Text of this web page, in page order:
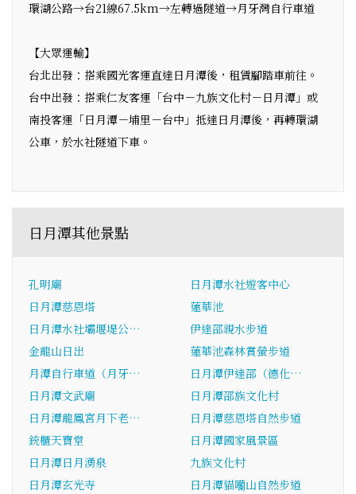
環湖公路→台21線67.5km→左轉過隧道→月牙灣自行車道
【大眾運輸】
台北出發：搭乘國光客運直達日月潭後，租賃腳踏車前往。
台中出發：搭乘仁友客運「台中－九族文化村－日月潭」或
南投客運「日月潭－埔里－台中」抵達日月潭後，再轉環湖
公車，於水社隧道下車。
日月潭其他景點
孔明廟
日月潭水社遊客中心
日月潭慈恩塔
蓮華池
日月潭水社壩堰堤公…
伊達邵親水步道
金龍山日出
蓮華池森林賞螢步道
月潭自行車道（月牙…
日月潭伊達邵（德化…
日月潭文武廟
日月潭邵族文化村
日月潭龍鳳宮月下老…
日月潭慈恩塔自然步道
銃櫃天寶堂
日月潭國家風景區
日月潭日月湧泉
九族文化村
日月潭玄光寺
日月潭貓囒山自然步道